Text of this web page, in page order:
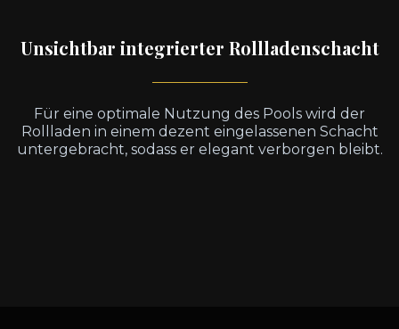
Unsichtbar integrierter Rollladenschacht
Für eine optimale Nutzung des Pools wird der
Rollladen in einem dezent eingelassenen Schacht
untergebracht, sodass er elegant verborgen bleibt.